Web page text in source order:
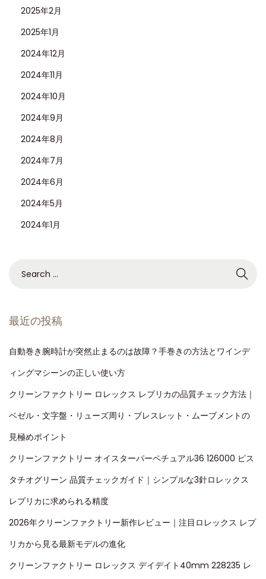
2025年2月
2025年1月
2024年12月
2024年11月
2024年10月
2024年9月
2024年8月
2024年7月
2024年6月
2024年5月
2024年1月
最近の投稿
自動巻き腕時計が突然止まるのは故障？手巻きの方法とワインデ
ィングマシーンの正しい使い方
クリーンファクトリー ロレックス レプリカの品質チェック方法｜
ベゼル・文字盤・リューズ周り・ブレスレット・ムーブメントの
見極めポイント
クリーンファクトリー オイスターパーペチュアル36 126000 ピス
タチオグリーン 品質チェックガイド｜シンプルな3針ロレックス
レプリカに求められる精度
2026年クリーンファクトリー新作レビュー｜注目ロレックス レプ
リカから見る最新モデルの進化
クリーンファクトリー ロレックス デイデイト40mm 228235 レ